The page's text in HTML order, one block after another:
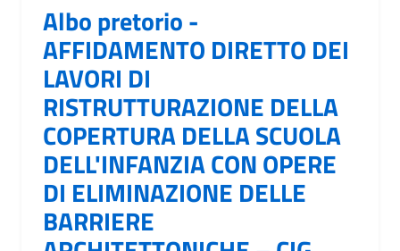
Albo pretorio -
AFFIDAMENTO DIRETTO DEI
LAVORI DI
RISTRUTTURAZIONE DELLA
COPERTURA DELLA SCUOLA
DELL'INFANZIA CON OPERE
DI ELIMINAZIONE DELLE
BARRIERE